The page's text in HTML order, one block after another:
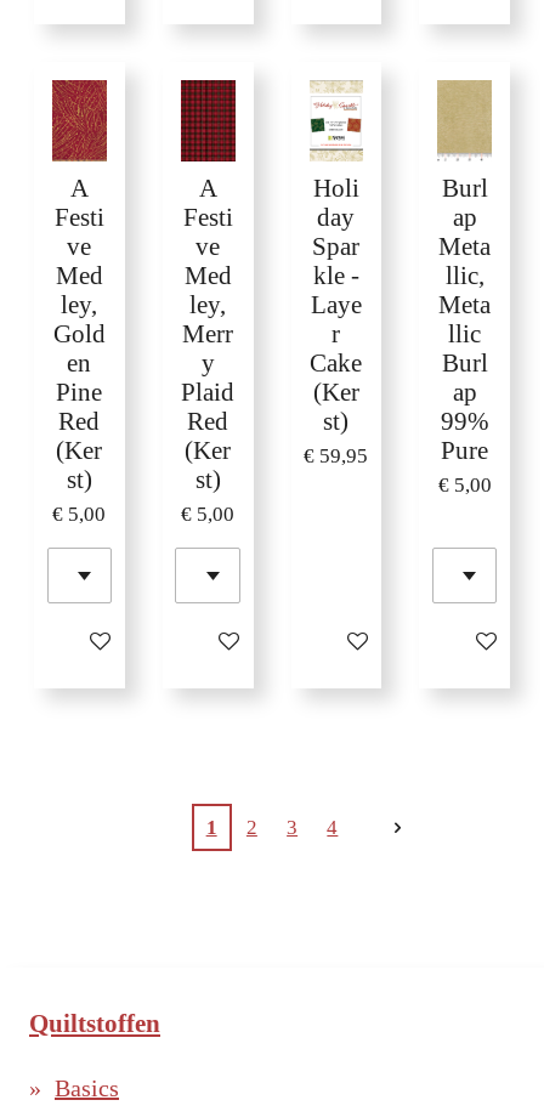
A
Festi
ve
Med
ley,
Gold
en
Pine
Red
(Ker
st)
€ 5,00
In winkelwagen
A
Festi
ve
Med
ley,
Merr
y
Plaid
Red
(Ker
st)
€ 5,00
In winkelwagen
Holi
day
Spar
kle -
Laye
r
Cake
(Ker
st)
€ 59,95
In winkelwagen
Burl
ap
Meta
llic,
Meta
llic
Burl
ap
99%
Pure
€ 5,00
In
1 2 3 4
Quiltstoffen
Basics